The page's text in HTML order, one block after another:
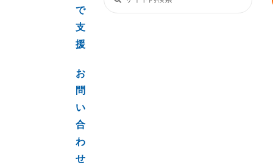
で
支
援
お
問
い
合
わ
せ